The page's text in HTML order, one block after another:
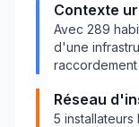
Contexte
Avec 289
d'une
raccordement
Réseau
5 installateurs